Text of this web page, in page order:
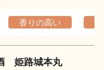
香りの高い
姫路城本丸